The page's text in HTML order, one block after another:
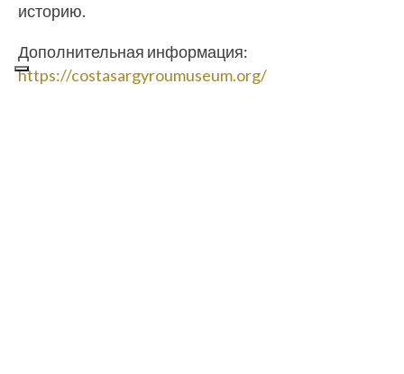
историю.
Дополнительная информация:
https://costasargyroumuseum.org/